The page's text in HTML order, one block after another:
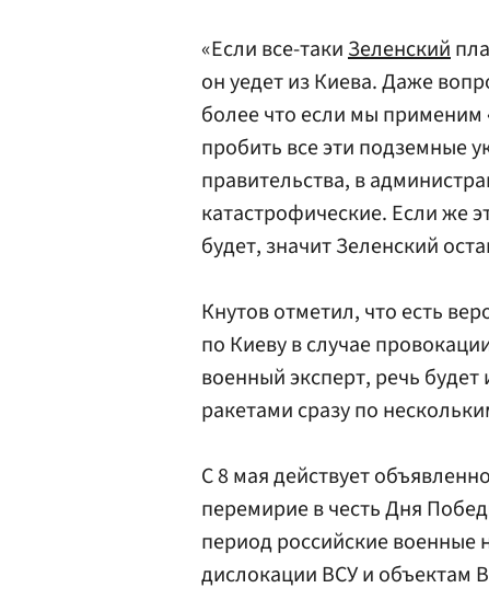
«Если все-такиЗеленский
он уедет из Киева. Даже
более что если мы
пробить все эти подземные
правительства, в
катастрофические. Если же
будет, значит Зеленский
Кнутов отметил, что есть
по Киеву в случае
военный эксперт, речь
ракетами сразу по
С 8 мая действует
перемирие в честь Дня
период российские военные
дислокации ВСУ и объектам